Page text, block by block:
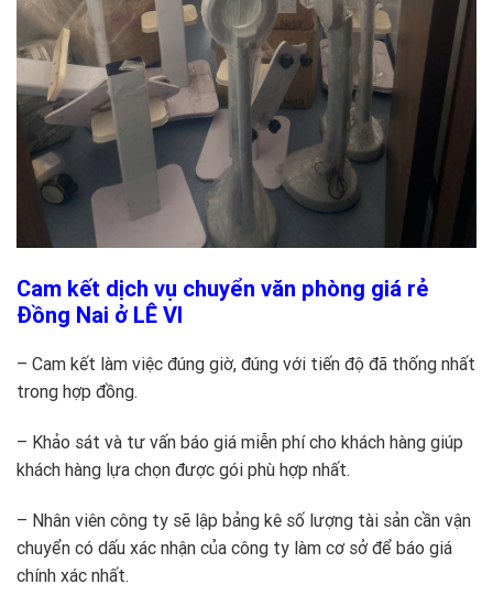
Cam kết dịch vụ chuyển văn phòng giá rẻ
Đồng Nai ở LÊ VI
– Cam kết làm việc đúng giờ, đúng với tiến độ đã thống nhất
trong hợp đồng.
– Khảo sát và tư vấn báo giá miễn phí cho khách hàng giúp
khách hàng lựa chọn được gói phù hợp nhất.
– Nhân viên công ty sẽ lập bảng kê số lượng tài sản cần vận
chuyển có dấu xác nhận của công ty làm cơ sở để báo giá
chính xác nhất.